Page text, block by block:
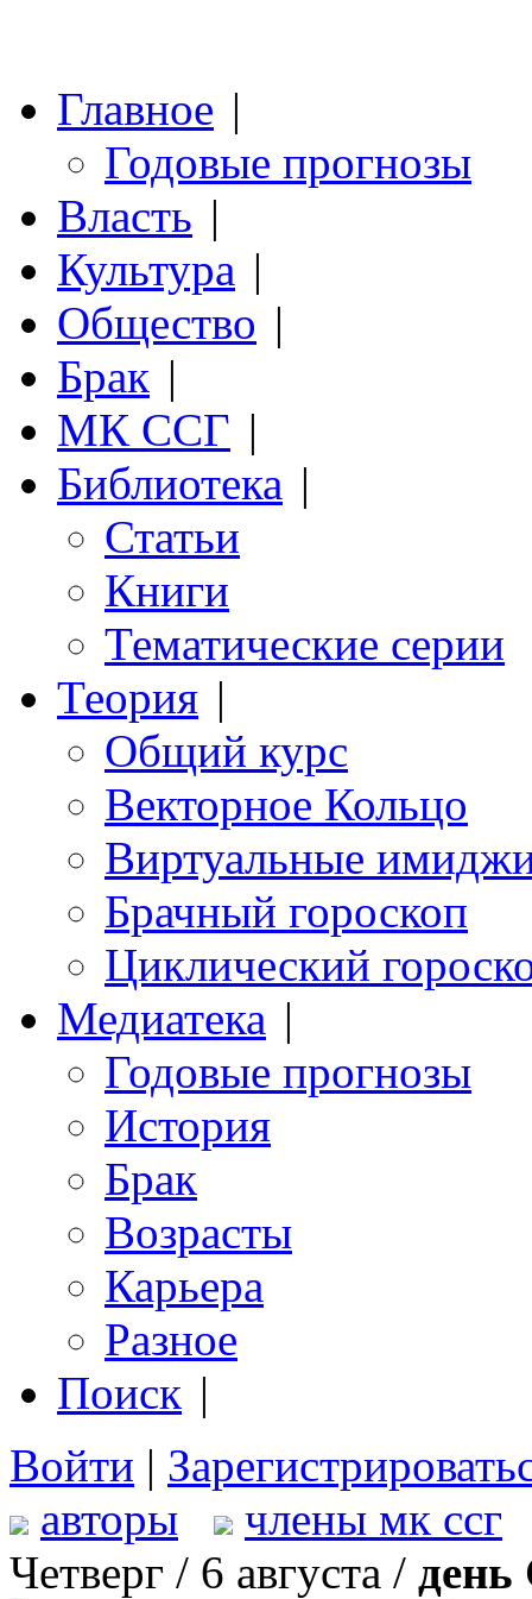
Главное |
Годовые прогнозы
Власть |
Культура |
Общество |
Брак |
МК ССГ |
Библиотека |
Статьи
Книги
Тематические серии
Теория |
Общий курс
Векторное Кольцо
Виртуальные
Брачный гороскоп
Циклический
Медиатека |
Годовые прогнозы
История
Брак
Возрасты
Карьера
Разное
Поиск |
Войти |
авторы
члены мк ссг
Четверг / 6 августа / день